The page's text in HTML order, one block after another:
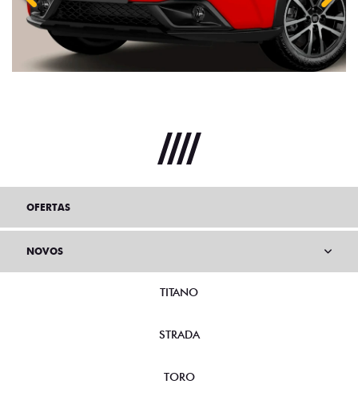
OFERTAS
NOVOS
TITANO
STRADA
TORO